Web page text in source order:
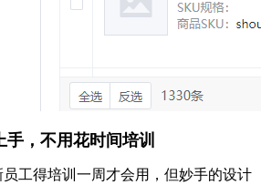
，不用花时间培训
员工得培训一周才会用，但妙手的设计